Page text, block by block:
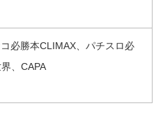
必勝本CLIMAX、パチスロ必
、CAPA